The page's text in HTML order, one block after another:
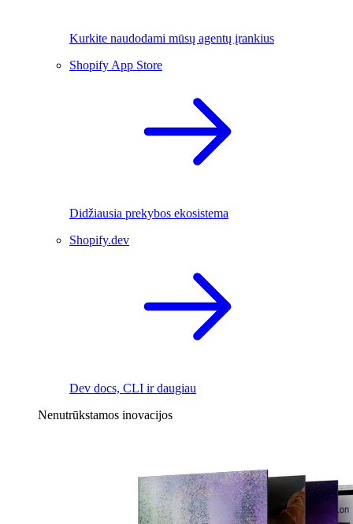
Kurkite naudodami mūsų agentų įrankius
Shopify App Store
Didžiausia prekybos ekosistema
Shopify.dev
Dev docs, CLI ir daugiau
Nenutrūkstamos inovacijos